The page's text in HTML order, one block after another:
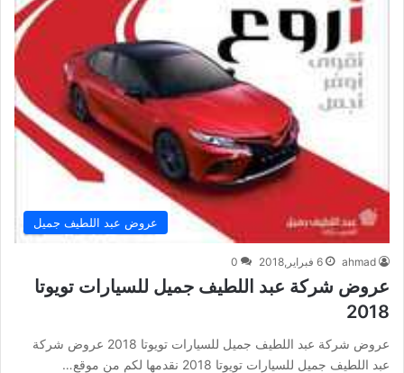
عروض عبد اللطيف جميل
ahmad 6 فبراير,2018 0
عروض شركة عبد اللطيف جميل للسيارات تويوتا
2018
عروض شركة عبد اللطيف جميل للسيارات تويوتا 2018 عروض شركة
عبد اللطيف جميل للسيارات تويوتا 2018 نقدمها لكم من موقع…